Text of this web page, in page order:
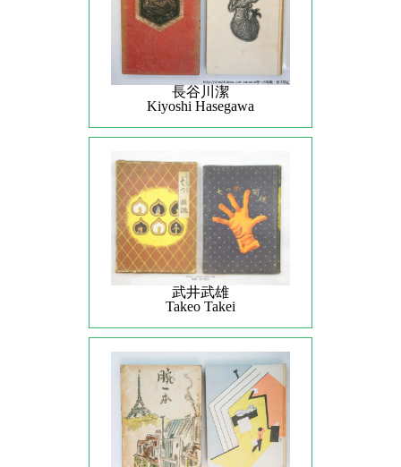
長谷川潔
Kiyoshi Hasegawa
武井武雄
Takeo Takei